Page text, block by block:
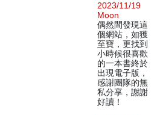
2023/11/19
Moon
偶然間發現這
個網站，如獲
至寶，更找到
小時候很喜歡
的一本書終於
出現電子版，
感謝團隊的無
私分享，謝謝
好讀！